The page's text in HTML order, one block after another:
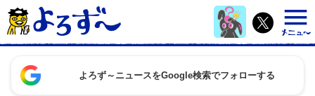
よろず～ニュースをGoogle検索でフォローする